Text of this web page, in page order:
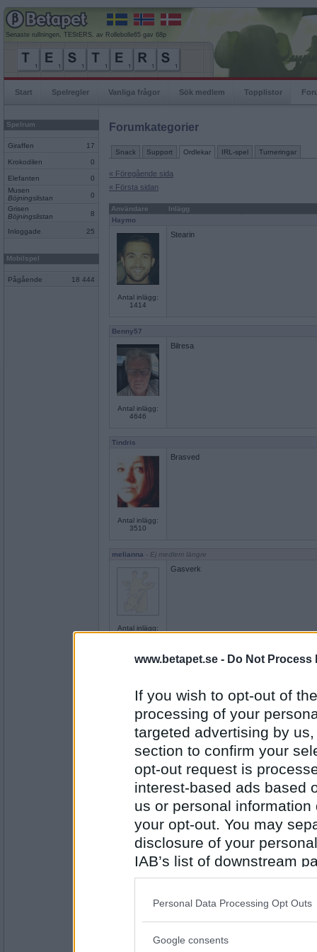
www.betapet.se - Do Not Process
If you wish to opt-out of
processing of your
targeted advertising by
section to confirm your
opt-out request is
interest-based ads based
us or personal
your opt-out. You may
disclosure of your
IAB’s list of downstream
also be disclosed by us
Downstream Participants
Please note that this
Personal Data Processing Opt Outs
Google consents
Senaste rullningen, TEStERS, av Rollebolle65 gav 68p
Start Spelregler Vanliga frågor Sök medlem Topplistor
Spelrum
Giraffen 17
Krokodilen 0
Elefanten
0
Musen
Böjningslistan
0
Grisen
Böjningslistan
8
Inloggade 25
Mobilspel
Pågående 18 444
Forumkategorier
Snack Support Ordlekar IRL-spel Turneringar
« Föregående sida
« Första sidan
Användare
Inlägg
Haymo
Antal inlägg:
1414
Stearin
Benny57
Antal inlägg:
4646
Bilresa
Tindris
Antal inlägg:
3510
Brasved
melianna - Ej medlem längre
Antal inlägg:
2978
Gasverk
Haymo
Antal inlägg:
1414
Benny57
Antal inlägg:
4646
Kelgris
Sånglek